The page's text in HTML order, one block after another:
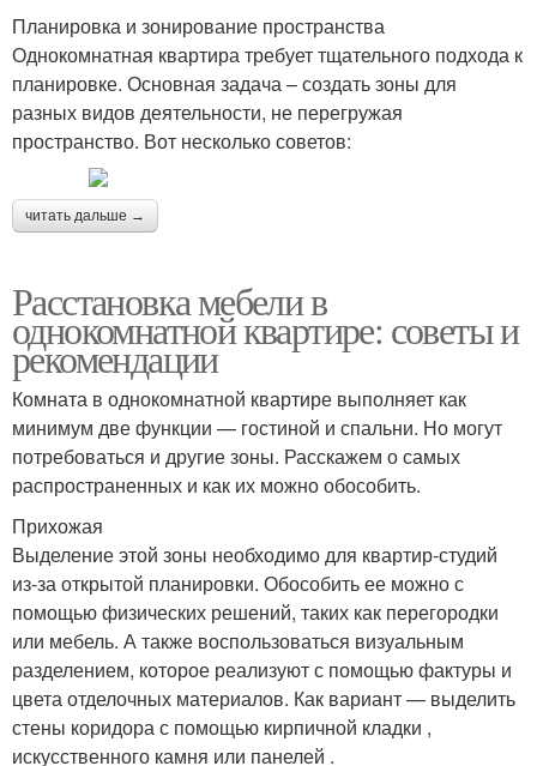
Планировка и зонирование пространства
Однокомнатная квартира требует тщательного подхода к
планировке. Основная задача – создать зоны для
разных видов деятельности, не перегружая
пространство. Вот несколько советов:
читать дальше →
Расстановка мебели в
однокомнатной квартире: советы и
рекомендации
Комната в однокомнатной квартире выполняет как
минимум две функции — гостиной и спальни. Но могут
потребоваться и другие зоны. Расскажем о самых
распространенных и как их можно обособить.
Прихожая
Выделение этой зоны необходимо для квартир-студий
из-за открытой планировки. Обособить ее можно с
помощью физических решений, таких как перегородки
или мебель. А также воспользоваться визуальным
разделением, которое реализуют с помощью фактуры и
цвета отделочных материалов. Как вариант — выделить
стены коридора с помощью кирпичной кладки ,
искусственного камня или панелей .